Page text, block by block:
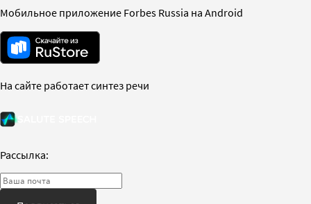
Мобильное приложение Forbes Russia на Android
На сайте работает синтез речи
Рассылка: